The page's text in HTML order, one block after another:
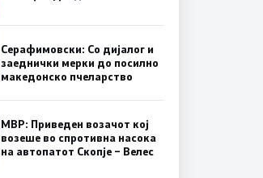
Серафимовски: Со дијалог и
заеднички мерки до посилно
македонско пчеларство
МВР: Приведен возачот кој
возеше во спротивна насока
на автопатот Скопје – Велес